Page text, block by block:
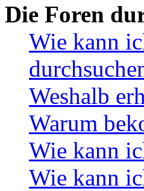
Die Foren
Wie kann
Weshalb
Warum
Wie kann
Wie kann